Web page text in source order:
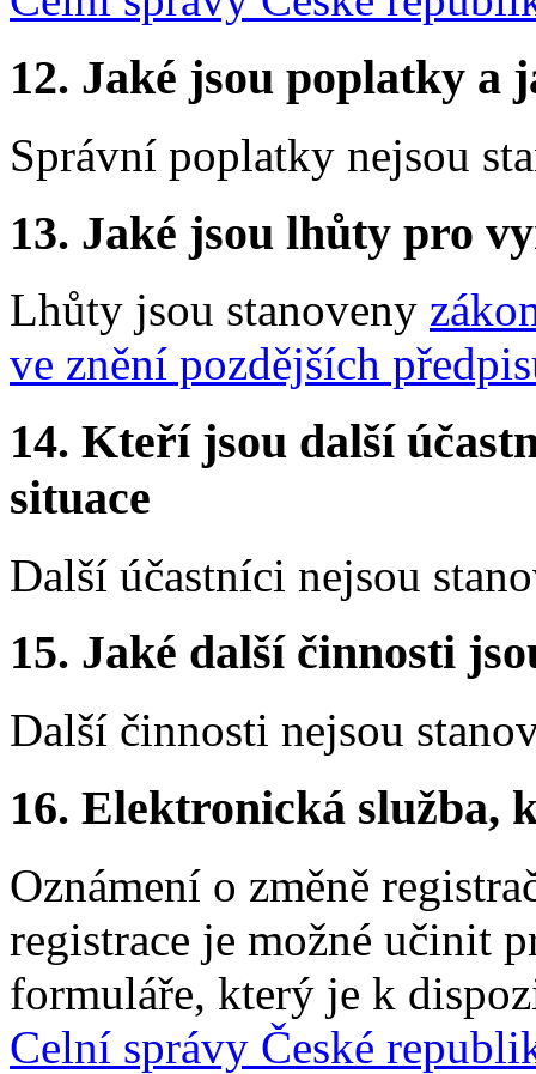
12. Jaké jsou poplatky a
Správní poplatky nejsou
13. Jaké jsou lhůty pro
Lhůty jsou stanoveny
ve znění pozdějších
14. Kteří jsou další
situace
Další účastníci nejsou
15. Jaké další činnosti
Další činnosti nejsou
16. Elektronická služba,
Oznámení o změně
registrace je možné učinit
formuláře, který je k
Celní správy České